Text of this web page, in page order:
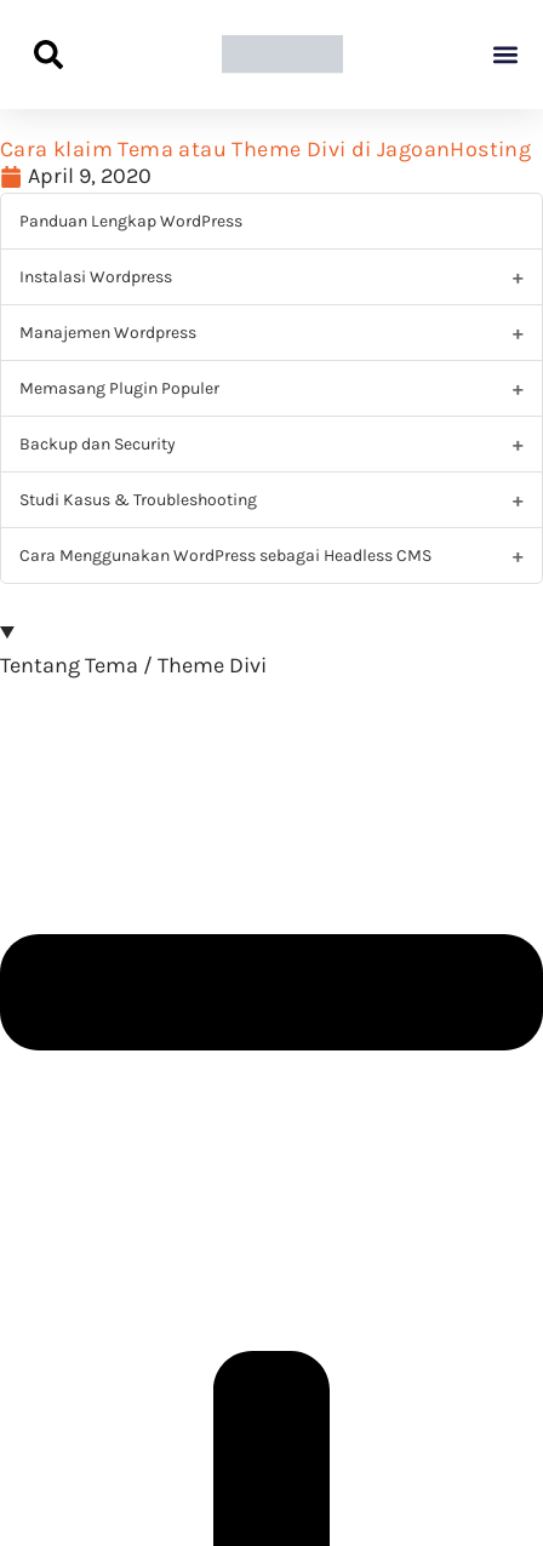
Cara klaim Tema atau Theme Divi di JagoanHosting
April 9, 2020
Panduan Lengkap WordPress
Instalasi Wordpress
Manajemen Wordpress
Memasang Plugin Populer
Backup dan Security
Studi Kasus & Troubleshooting
Cara Menggunakan WordPress sebagai Headless CMS
Tentang Tema / Theme Divi